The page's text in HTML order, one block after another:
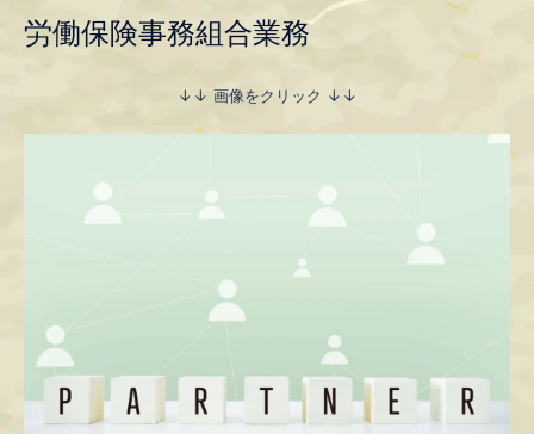
労働保険事務組合業務
↓↓ 画像をクリック ↓↓